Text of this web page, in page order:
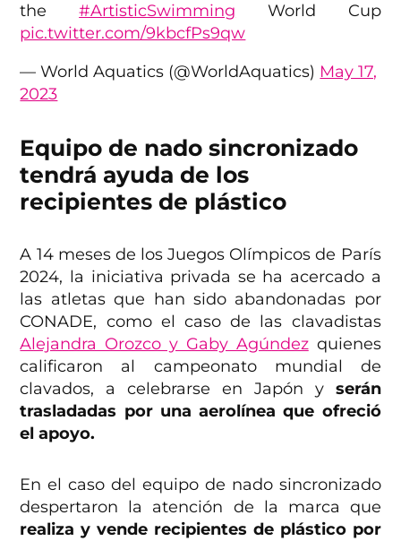
the#ArtisticSwimming World Cup
pic.twitter.com/9kbcfPs9qw
— World Aquatics (@WorldAquatics) May 17,
2023
Equipo de nado sincronizado
tendrá ayuda de los
recipientes de plástico
A 14 meses de los Juegos Olímpicos de París
2024, la iniciativa privada se ha acercado a
las atletas que han sido abandonadas por
CONADE, como el caso de las clavadistas
Alejandra Orozco y Gaby Agúndezquienes
calificaron al campeonato mundial de
clavados, a celebrarse en Japón y serán
trasladadas por una aerolínea que ofreció
el apoyo.
En el caso del equipo de nado sincronizado
despertaron la atención de la marca que
realiza y vende recipientes de plástico por